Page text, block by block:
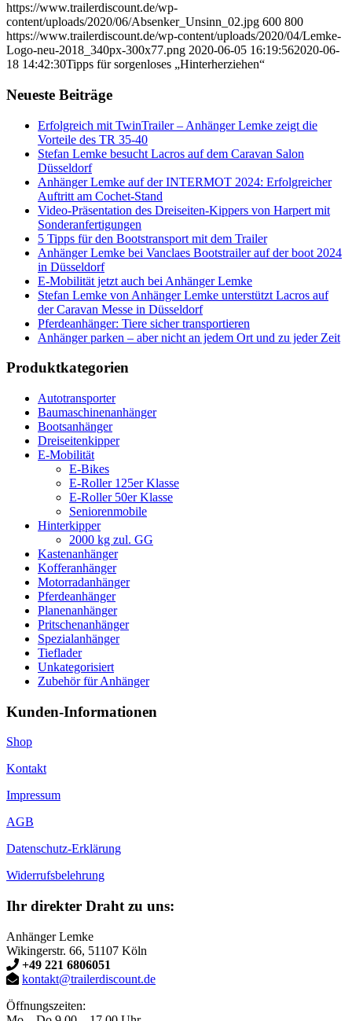
https://www.trailerdiscount.de/wp-
content/uploads/2020/06/Absenker_Unsinn_02.jpg 600 800
https://www.trailerdiscount.de/wp-content/uploads/2020/04/Lemke-
Logo-neu-2018_340px-300x77.png 2020-06-05 16:19:562020-06-
18 14:42:30Tipps für sorgenloses „Hinterherziehen“
Neueste Beiträge
Erfolgreich mit TwinTrailer – Anhänger Lemke zeigt die
Vorteile des TR 35-40
Stefan Lemke besucht Lacros auf dem Caravan Salon
Düsseldorf
Anhänger Lemke auf der INTERMOT 2024: Erfolgreicher
Auftritt am Cochet-Stand
Video-Präsentation des Dreiseiten-Kippers von Harpert mit
Sonderanfertigungen
5 Tipps für den Bootstransport mit dem Trailer
Anhänger Lemke bei Vanclaes Bootstrailer auf der boot 2024
in Düsseldorf
E-Mobilität jetzt auch bei Anhänger Lemke
Stefan Lemke von Anhänger Lemke unterstützt Lacros auf
der Caravan Messe in Düsseldorf
Pferdeanhänger: Tiere sicher transportieren
Anhänger parken – aber nicht an jedem Ort und zu jeder Zeit
Produktkategorien
Autotransporter
Baumaschinenanhänger
Bootsanhänger
Dreiseitenkipper
E-Mobilität
E-Bikes
E-Roller 125er Klasse
E-Roller 50er Klasse
Seniorenmobile
Hinterkipper
2000 kg zul. GG
Kastenanhänger
Kofferanhänger
Motorradanhänger
Pferdeanhänger
Planenanhänger
Pritschenanhänger
Spezialanhänger
Tieflader
Unkategorisiert
Zubehör für Anhänger
Kunden-Informationen
Shop
Kontakt
Impressum
AGB
Datenschutz-Erklärung
Widerrufsbelehrung
Ihr direkter Draht zu uns:
Anhänger Lemke
Wikingerstr. 66, 51107 Köln
+49 221 6806051
kontakt@trailerdiscount.de
Öffnungszeiten: